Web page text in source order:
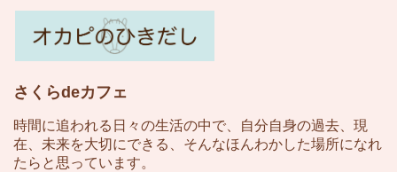
さくらdeカフェ
時間に追われる日々の生活の中で、自分自身の過去、現
在、未来を大切にできる、そんなほんわかした場所になれ
たらと思っています。